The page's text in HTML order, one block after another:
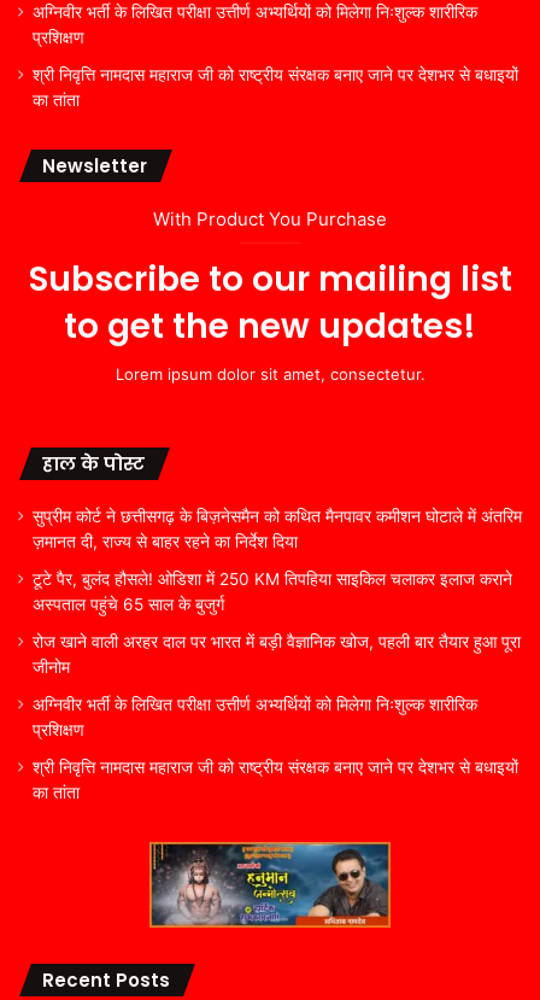
अग्निवीर भर्ती के लिखित परीक्षा उत्तीर्ण अभ्यर्थियों को मिलेगा निःशुल्क शारीरिक
प्रशिक्षण
श्री निवृत्ति नामदास महाराज जी को राष्ट्रीय संरक्षक बनाए जाने पर देशभर से बधाइयों
का तांता
Newsletter
With Product You Purchase
Subscribe to our mailing list
to get the new updates!
Lorem ipsum dolor sit amet, consectetur.
हाल के पोस्ट
सुप्रीम कोर्ट ने छत्तीसगढ़ के बिज़नेसमैन को कथित मैनपावर कमीशन घोटाले में अंतरिम
ज़मानत दी, राज्य से बाहर रहने का निर्देश दिया
टूटे पैर, बुलंद हौसले! ओडिशा में 250 KM तिपहिया साइकिल चलाकर इलाज कराने
अस्पताल पहुंचे 65 साल के बुजुर्ग
रोज खाने वाली अरहर दाल पर भारत में बड़ी वैज्ञानिक खोज, पहली बार तैयार हुआ पूरा
जीनोम
अग्निवीर भर्ती के लिखित परीक्षा उत्तीर्ण अभ्यर्थियों को मिलेगा निःशुल्क शारीरिक
प्रशिक्षण
श्री निवृत्ति नामदास महाराज जी को राष्ट्रीय संरक्षक बनाए जाने पर देशभर से बधाइयों
का तांता
Recent Posts